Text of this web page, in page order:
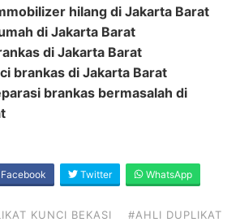
hilang di Jakarta Barat
di Jakarta Barat
di Jakarta Barat
brankas di Jakarta Barat
brankas bermasalah di
Facebook Twitter WhatsApp
KUNCI BEKASI
#AHLI DUPLIKAT